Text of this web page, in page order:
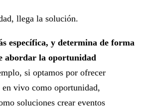
llega la solución.
específica, y determina de forma
abordar la oportunidad
si optamos por ofrecer
en vivo como oportunidad,
soluciones crear eventos